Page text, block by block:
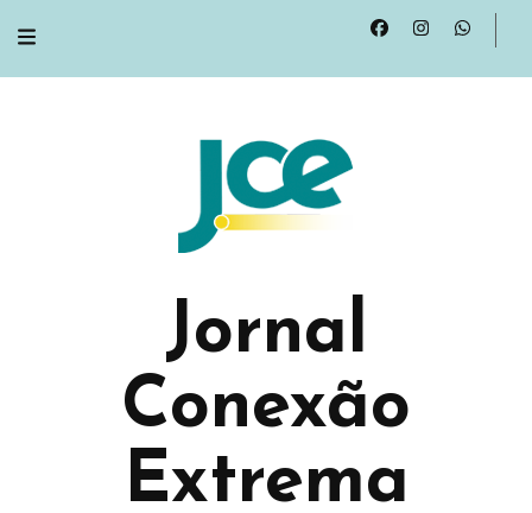
Jornal
Conexão
Extrema